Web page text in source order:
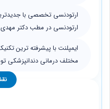
ارتودنسی تخصصی با
ارتودنسی در مطب دکتر
ایمپلنت‌ با پیشرفته ترین
مختلف درمانی دندانپزشکی